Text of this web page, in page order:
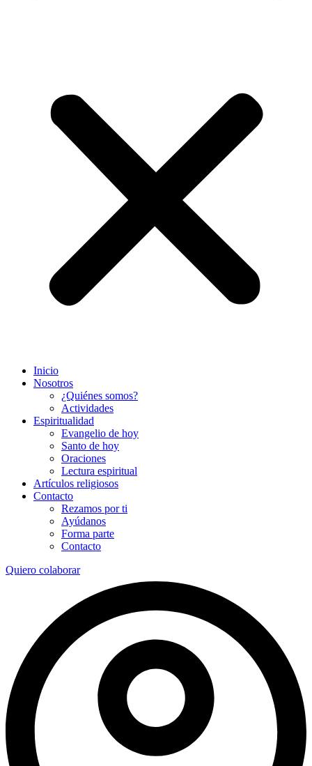
Inicio
Nosotros
¿Quiénes somos?
Actividades
Espiritualidad
Evangelio de hoy
Santo de hoy
Oraciones
Lectura espiritual
Artículos religiosos
Contacto
Rezamos por ti
Ayúdanos
Forma parte
Contacto
Quiero colaborar